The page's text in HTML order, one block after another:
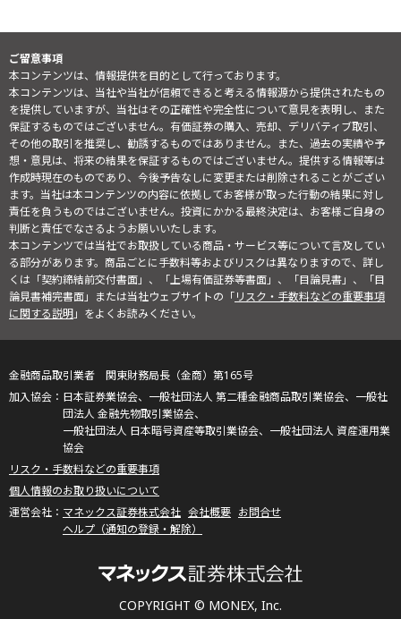
ご留意事項
本コンテンツは、情報提供を目的として行っております。
本コンテンツは、当社や当社が信頼できると考える情報源から提供されたもの
を提供していますが、当社はその正確性や完全性について意見を表明し、また
保証するものではございません。有価証券の購入、売却、デリバティブ取引、
その他の取引を推奨し、勧誘するものではありません。また、過去の実績や予
想・意見は、将来の結果を保証するものではございません。提供する情報等は
作成時現在のものであり、今後予告なしに変更または削除されることがござい
ます。当社は本コンテンツの内容に依拠してお客様が取った行動の結果に対し
責任を負うものではございません。投資にかかる最終決定は、お客様ご自身の
判断と責任でなさるようお願いいたします。
本コンテンツでは当社でお取扱している商品・サービス等について言及してい
る部分があります。商品ごとに手数料等およびリスクは異なりますので、詳し
くは「契約締結前交付書面」、「上場有価証券等書面」、「目論見書」、「目
論見書補完書面」または当社ウェブサイトの「リスク・手数料などの重要事項
に関する説明」をよくお読みください。
COPYRIGHT © MONEX, Inc.
金融商品取引業者 関東財務局長（金商）第165号
日本証券業協会、一般社団法人 第二種金融商品取引業協会、一般社
団法人 金融先物取引業協会、
一般社団法人 日本暗号資産等取引業協会、一般社団法人 資産運用業
協会
リスク・手数料などの重要事項
個人情報のお取り扱いについて
マネックス証券株式会社 会社概要 お問合せ
ヘルプ（通知の登録・解除）